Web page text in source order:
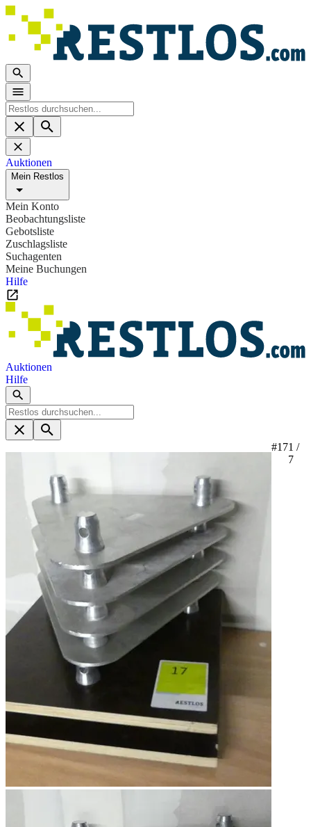
Auktionen
Mein Restlos
Mein Konto
Beobachtungsliste
Gebotsliste
Zuschlagsliste
Suchagenten
Meine Buchungen
Hilfe
Auktionen
Hilfe
#171 /
7